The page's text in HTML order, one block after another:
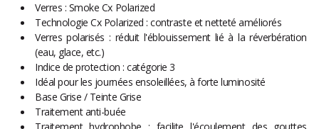
Verres : Smoke Cx Polarized
Technologie Cx Polarized : contraste et netteté améliorés
Verres polarisés : réduit l'éblouissement lié à la réverbération
(eau, glace, etc.)
Indice de protection : catégorie 3
Idéal pour les journées ensoleillées, à forte luminosité
Base Grise / Teinte Grise
Traitement anti-buée